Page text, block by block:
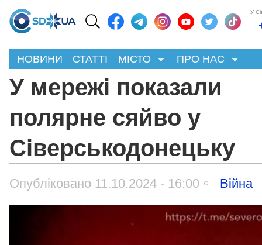
У
НОВИНИ СТАТТІ МІСТО ПРО НАС
У мережі показали
полярне сяйво у
Сіверськодонецьку
Опубліковано 11.10.2024 - 16:00 Війна